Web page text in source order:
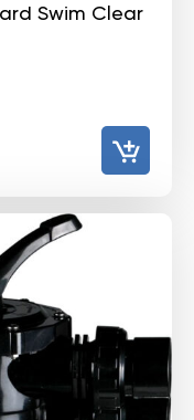
Swim Clear